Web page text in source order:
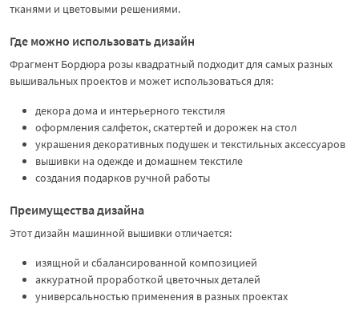
тканями и цветовыми решениями.
Где можно использовать дизайн
Фрагмент Бордюра розы квадратный подходит для самых разных
вышивальных проектов и может использоваться для:
декора дома и интерьерного текстиля
оформления салфеток, скатертей и дорожек на стол
украшения декоративных подушек и текстильных аксессуаров
вышивки на одежде и домашнем текстиле
создания подарков ручной работы
Преимущества дизайна
Этот дизайн машинной вышивки отличается:
изящной и сбалансированной композицией
аккуратной проработкой цветочных деталей
универсальностью применения в разных проектах